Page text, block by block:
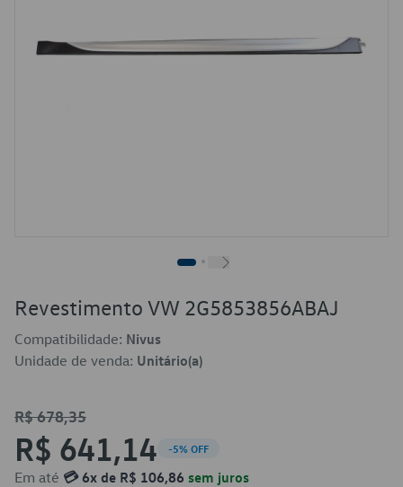
Revestimento VW 2G5853856ABAJ
Compatibilidade: Nivus
Unidade de venda: Unitário(a)
R$ 678,35
R$ 641,14 -5% OFF
Em até 💳 6x de R$ 106,86 sem juros